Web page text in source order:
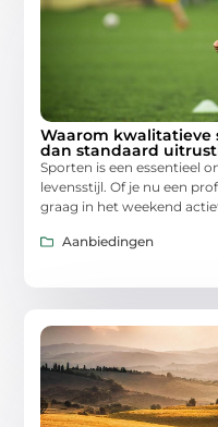
Waarom
dan standaard
Sporten is een essentieel
levensstijl. Of je nu een
graag in het weekend
Aanbiedingen